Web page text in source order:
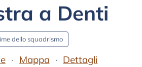
a Denti
dello squadrismo
Mappa
Dettagli